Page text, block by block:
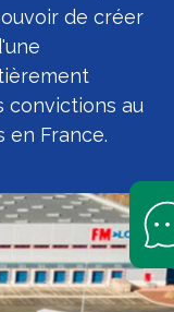
de créer
convictions au
France.